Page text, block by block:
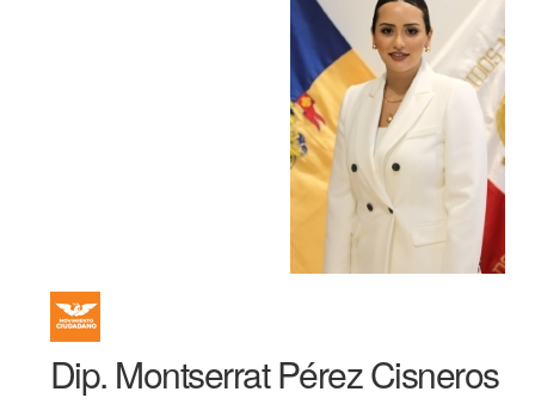
Dip. Montserrat Pérez Cisneros